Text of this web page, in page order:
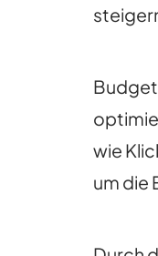
wie
um die